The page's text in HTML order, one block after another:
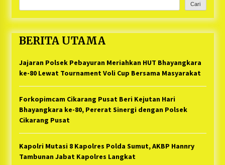
Cari
BERITA UTAMA
Jajaran Polsek Pebayuran Meriahkan HUT Bhayangkara
ke-80 Lewat Tournament Voli Cup Bersama Masyarakat
Forkopimcam Cikarang Pusat Beri Kejutan Hari
Bhayangkara ke-80, Pererat Sinergi dengan Polsek
Cikarang Pusat
Kapolri Mutasi 8 Kapolres Polda Sumut, AKBP Hannry
Tambunan Jabat Kapolres Langkat